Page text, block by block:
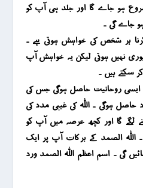
ہو جاے گا اور جلد ہی آپ کو
جاے گی ۔
ہر شخص کی خواہش ہوتی ہے ۔
نہیں ہوتی لیکن یہ خواہش آپ
سکتے ہیں ۔
ایسی روحانیت حاصل ہوگی جس کی
حاصل ہوگی ۔ اللہ کی غیبی مدد کی
لگے گا اور کچھ عرصہ میں آپ کو
الصمد کے برکات آپ پر ایک
گی ۔ اسم اعظم اللہ الصمد ورد